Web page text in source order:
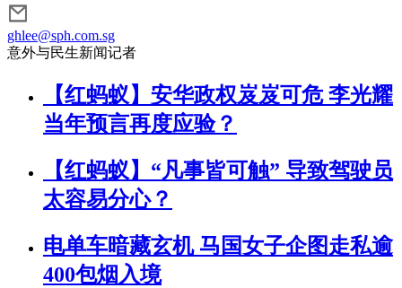
ghlee@sph.com.sg
意外与民生新闻记者
【红蚂蚁】安华政权岌岌可危 李光耀
当年预言再度应验？
【红蚂蚁】“凡事皆可触” 导致驾驶员
太容易分心？
电单车暗藏玄机 马国女子企图走私逾
400包烟入境